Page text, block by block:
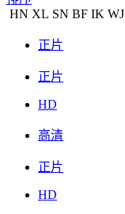
HN XL SN BF IK WJ
正片
正片
HD
高清
正片
HD